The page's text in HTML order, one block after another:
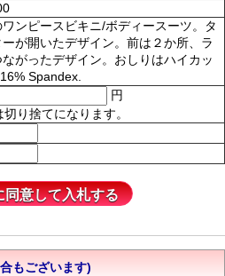
ンピースビキニ/ボディースーツ。タ
が開いたデザイン。前は２か所、ラ
がったデザイン。おしりはハイカッ
Spandex.
円
り捨てになります。
もございます)